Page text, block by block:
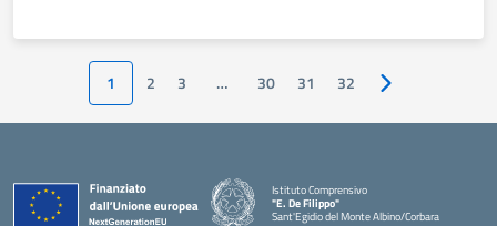
1 2 3 … 30 31 32 Pagina
Istituto Comprensivo
"E. De Filippo"
Sant'Egidio del Monte Albino/Corbara